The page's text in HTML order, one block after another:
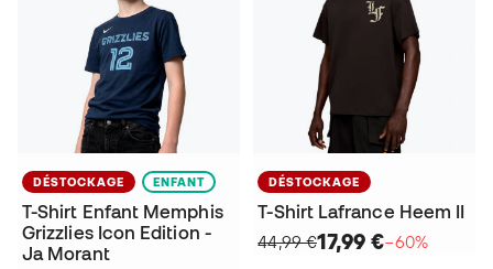
DÉSTOCKAGE ENFANT
T-Shirt Enfant Memphis
Grizzlies Icon Edition -
Ja Morant
DÉSTOCKAGE
T-Shirt Lafrance Heem II
44,99 €17,99 €−60%